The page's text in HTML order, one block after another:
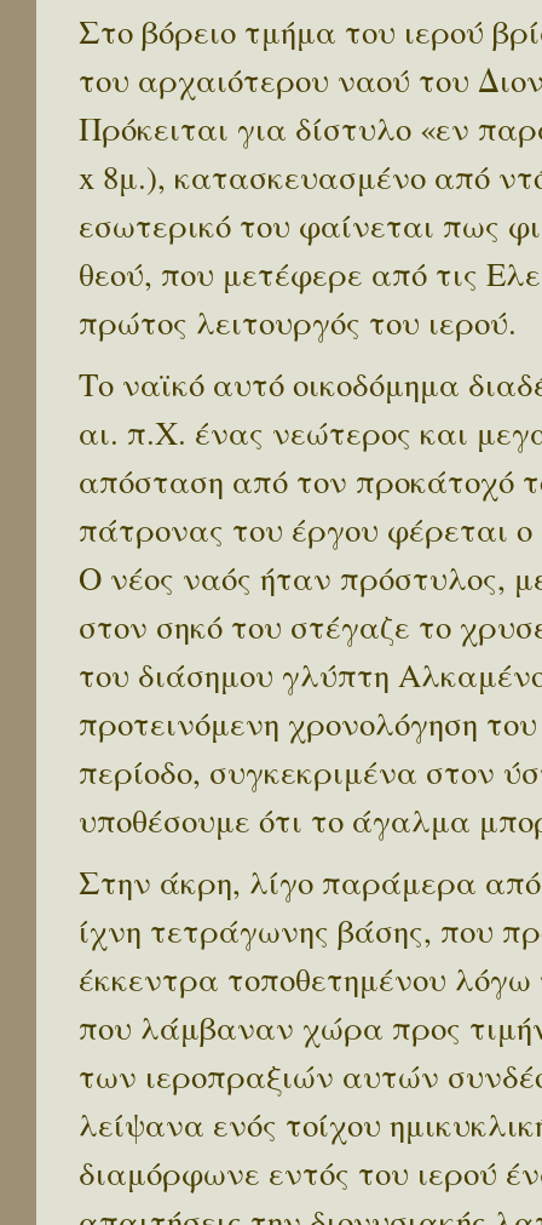
Στο βόρειο τμήμα του ιερού
του αρχαιότερου ναού του
Πρόκειται για δίστυλο «εν
x 8μ.), κατασκευασμένο από
εσωτερικό του φαίνεται πως
θεού, που μετέφερε από τις
πρώτος λειτουργός του ιερού.
Το ναϊκό αυτό οικοδόμημα
αι. π.Χ. ένας νεώτερος και
απόσταση από τον προκάτοχό
πάτρονας του έργου φέρεται
Ο νέος ναός ήταν πρόστυλος,
στον σηκό του στέγαζε το
του διάσημου γλύπτη
προτεινόμενη χρονολόγηση
περίοδο, συγκεκριμένα στον
υποθέσουμε ότι το άγαλμα
Στην άκρη, λίγο παράμερα
ίχνη τετράγωνης βάσης, που
έκκεντρα τοποθετημένου
που λάμβαναν χώρα προς
των ιεροπραξιών αυτών
λείψανα ενός τοίχου
διαμόρφωνε εντός του ιερού